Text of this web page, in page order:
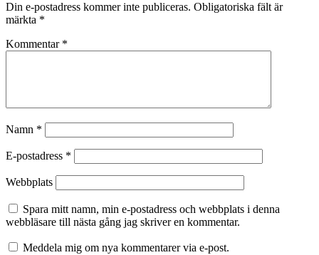
Din e-postadress kommer inte publiceras. Obligatoriska fält är
märkta *
Kommentar *
Namn *
E-postadress *
Webbplats
Spara mitt namn, min e-postadress och webbplats i denna
webbläsare till nästa gång jag skriver en kommentar.
Meddela mig om nya kommentarer via e-post.